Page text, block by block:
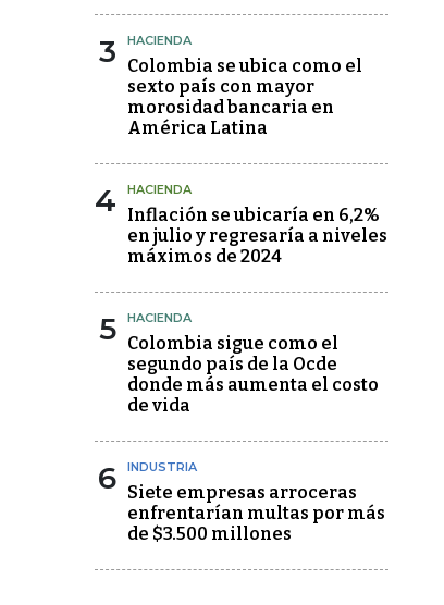
3 HACIENDA
Colombia se ubica como el
sexto país con mayor
morosidad bancaria en
América Latina
4 HACIENDA
Inflación se ubicaría en 6,2%
en julio y regresaría a niveles
máximos de 2024
5 HACIENDA
Colombia sigue como el
segundo país de la Ocde
donde más aumenta el costo
de vida
6 INDUSTRIA
Siete empresas arroceras
enfrentarían multas por más
de $3.500 millones